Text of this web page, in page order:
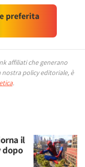
preferita
affiliati che generano
policy editoriale, è
.
il
dopo